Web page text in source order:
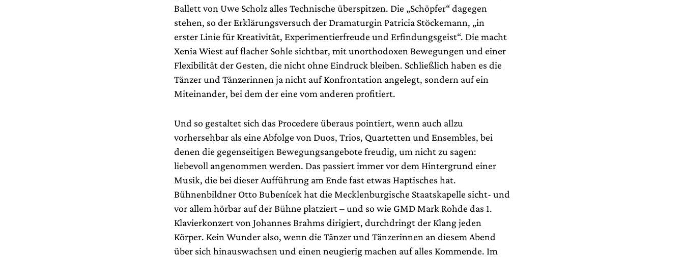
Ballett von Uwe Scholz alles Technische überspitzen. Die „Schöpfer“ dagegen
stehen, so der Erklärungsversuch der Dramaturgin Patricia Stöckemann, „in
erster Linie für Kreativität, Experimentierfreude und Erfindungsgeist“. Die macht
Xenia Wiest auf flacher Sohle sichtbar, mit unorthodoxen Bewegungen und einer
Flexibilität der Gesten, die nicht ohne Eindruck bleiben. Schließlich haben es die
Tänzer und Tänzerinnen ja nicht auf Konfrontation angelegt, sondern auf ein
Miteinander, bei dem der eine vom anderen profitiert.
Und so gestaltet sich das Procedere überaus pointiert, wenn auch allzu
vorhersehbar als eine Abfolge von Duos, Trios, Quartetten und Ensembles, bei
denen die gegenseitigen Bewegungsangebote freudig, um nicht zu sagen:
liebevoll angenommen werden. Das passiert immer vor dem Hintergrund einer
Musik, die bei dieser Aufführung am Ende fast etwas Haptisches hat.
Bühnenbildner Otto Bubenícek hat die Mecklenburgische Staatskapelle sicht- und
vor allem hörbar auf der Bühne platziert – und so wie GMD Mark Rohde das 1.
Klavierkonzert von Johannes Brahms dirigiert, durchdringt der Klang jeden
Körper. Kein Wunder also, wenn die Tänzer und Tänzerinnen an diesem Abend
über sich hinauswachsen und einen neugierig machen auf alles Kommende. Im